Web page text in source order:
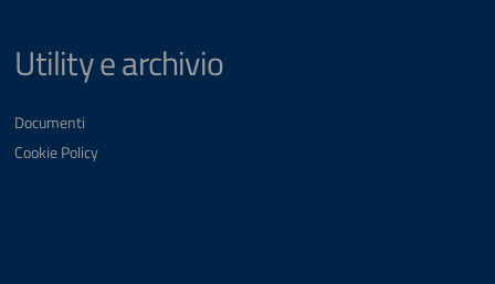
Utility e archivio
Documenti
Cookie Policy